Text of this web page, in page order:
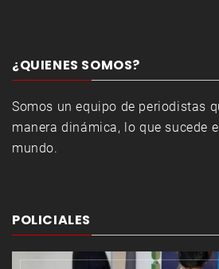
¿QUIENES SOMOS?
Somos un equipo de periodistas
manera dinámica, lo que sucede
mundo.
POLICIALES